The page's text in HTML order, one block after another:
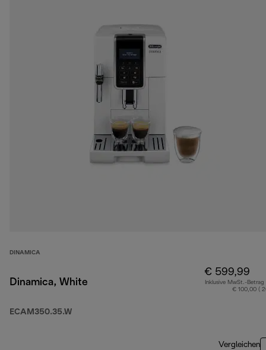
DINAMICA
Dinamica, White
ECAM350.35.W
€ 599,99
Inklusive MwSt.-Betrag
€ 100,00 (
Vergleichen